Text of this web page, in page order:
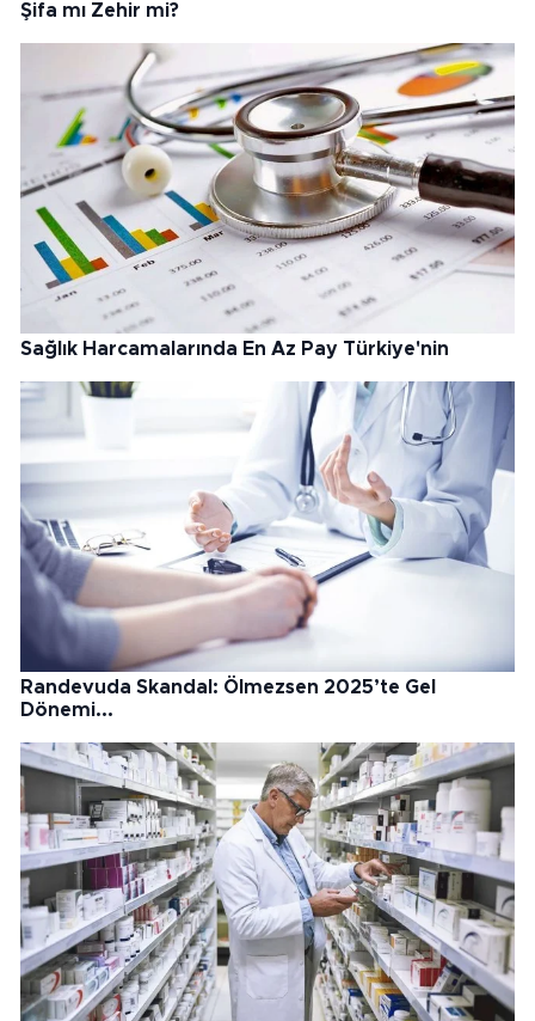
Şifa mı Zehir mi?
Sağlık Harcamalarında En Az Pay Türkiye'nin
Randevuda Skandal: Ölmezsen 2025’te Gel
Dönemi...